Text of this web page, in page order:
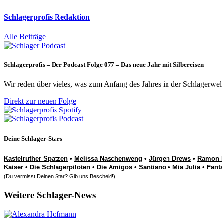
Schlagerprofis Redaktion
Alle Beiträge
Schlagerprofis – Der Podcast Folge 077 – Das neue Jahr mit Silbereisen
Wir reden über vieles, was zum Anfang des Jahres in der
Direkt zur neuen Folge
Deine Schlager-Stars
Kastelruther Spatzen • Melissa Naschenweng • Jürgen Drews • Ramon
Kaiser • Die Schlagerpiloten • Die Amigos • Santiano • Mia Julia •
(Du vermisst Deinen Star? Gib uns Bescheid!)
Weitere Schlager-News